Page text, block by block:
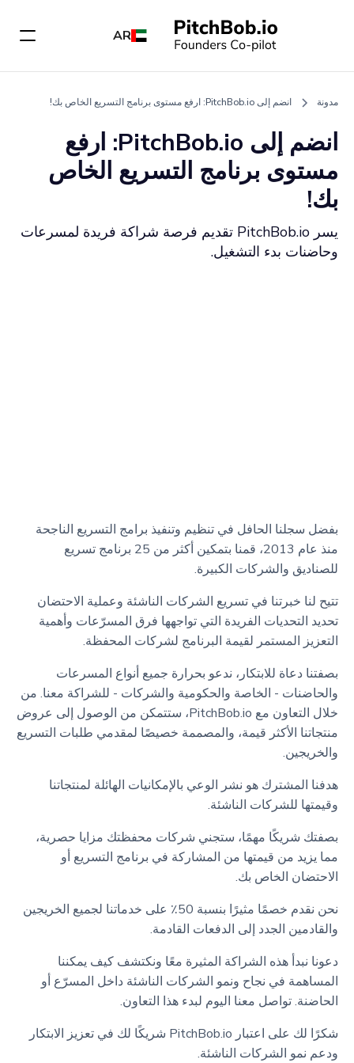
AR
مدونة انضم إلى PitchBob.io: ارفع مستوى برنامج التسريع الخاص بك!
انضم إلى PitchBob.io: ارفع
مستوى برنامج التسريع الخاص
بك!
يسر PitchBob.io تقديم فرصة شراكة فريدة لمسرعات
وحاضنات بدء التشغيل.
بفضل سجلنا الحافل في تنظيم وتنفيذ برامج التسريع الناجحة
منذ عام 2013، قمنا بتمكين أكثر من 25 برنامج تسريع
للصناديق والشركات الكبيرة.
تتيح لنا خبرتنا في تسريع الشركات الناشئة وعملية الاحتضان
تحديد التحديات الفريدة التي تواجهها فرق المسرّعات وأهمية
التعزيز المستمر لقيمة البرنامج لشركات المحفظة.
بصفتنا دعاة للابتكار، ندعو بحرارة جميع أنواع المسرعات
والحاضنات - الخاصة والحكومية والشركات - للشراكة معنا. من
خلال التعاون مع PitchBob.io، ستتمكن من الوصول إلى عروض
منتجاتنا الأكثر قيمة، والمصممة خصيصًا لمقدمي طلبات التسريع
والخريجين.
هدفنا المشترك هو نشر الوعي بالإمكانيات الهائلة لمنتجاتنا
وقيمتها للشركات الناشئة.
بصفتك شريكًا مهمًا، ستجني شركات محفظتك مزايا حصرية،
مما يزيد من قيمتها من المشاركة في برنامج التسريع أو
الاحتضان الخاص بك.
نحن نقدم خصمًا مثيرًا بنسبة 50٪ على خدماتنا لجميع الخريجين
والقادمين الجدد إلى الدفعات القادمة.
دعونا نبدأ هذه الشراكة المثيرة معًا ونكتشف كيف يمكننا
المساهمة في نجاح ونمو الشركات الناشئة داخل المسرّع أو
الحاضنة. تواصل معنا اليوم لبدء هذا التعاون.
شكرًا لك على اعتبار PitchBob.io شريكًا لك في تعزيز الابتكار
ودعم نمو الشركات الناشئة.